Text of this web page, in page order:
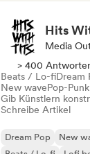
Hits
> 400
Beats / Lo-fiDream
New wavePop-Punk
Gib Künstlern
Schreibe Artikel
Dream Pop New